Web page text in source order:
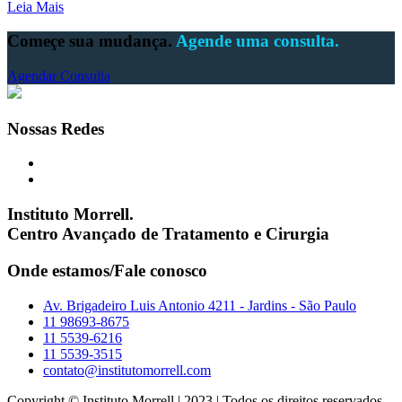
Leia Mais
Começe sua mudança. Agende uma consulta.
Agendar Consulta
Nossas Redes
Instituto Morrell.
Centro Avançado de Tratamento e Cirurgia
Onde estamos/Fale conosco
Av. Brigadeiro Luis Antonio 4211 - Jardins - São Paulo
11 98693-8675
11 5539-6216
11 5539-3515
contato@institutomorrell.com